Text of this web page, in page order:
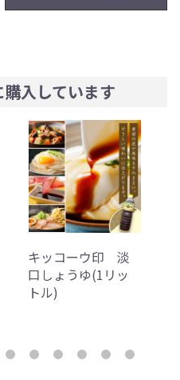
入しています
キッコーウ印 さ
しみしょうゆ(0.5リ
ットル)